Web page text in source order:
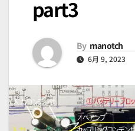
part3
By manotch
6月 9, 2023